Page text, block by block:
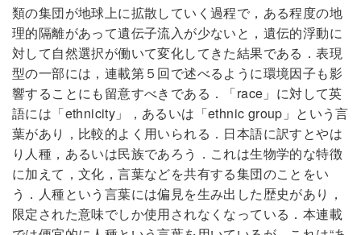
類の集団が地球上に拡散していく過程で，ある程度の地
理的隔離があって遺伝子流入が少ないと，遺伝的浮動に
対して自然選択が働いて変化してきた結果である．表現
型の一部には，連載第５回で述べるように環境因子も影
響することにも留意すべきである．「race」に対して英
語には「ethnicity」，あるいは「ethnic group」という言
葉があり，比較的よく用いられる．日本語に訳すとやは
り人種，あるいは民族であろう．これは生物学的な特徴
に加えて，文化，言葉などを共有する集団のことをい
う．人種という言葉には偏見を生み出した歴史があり，
限定された意味でしか使用されなくなっている．本連載